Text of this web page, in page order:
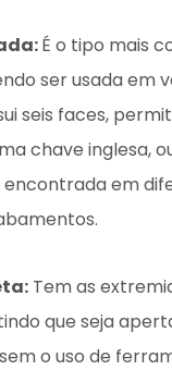
É o tipo mais
ser usada em
seis faces,
chave inglesa,
encontrada em
Tem as
que seja
o uso de